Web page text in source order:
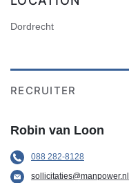
Dordrecht
RECRUITER
Robin van Loon
088 282-8128
sollicitaties@manpower.nl